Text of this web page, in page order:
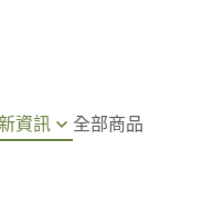
資訊 全部商品